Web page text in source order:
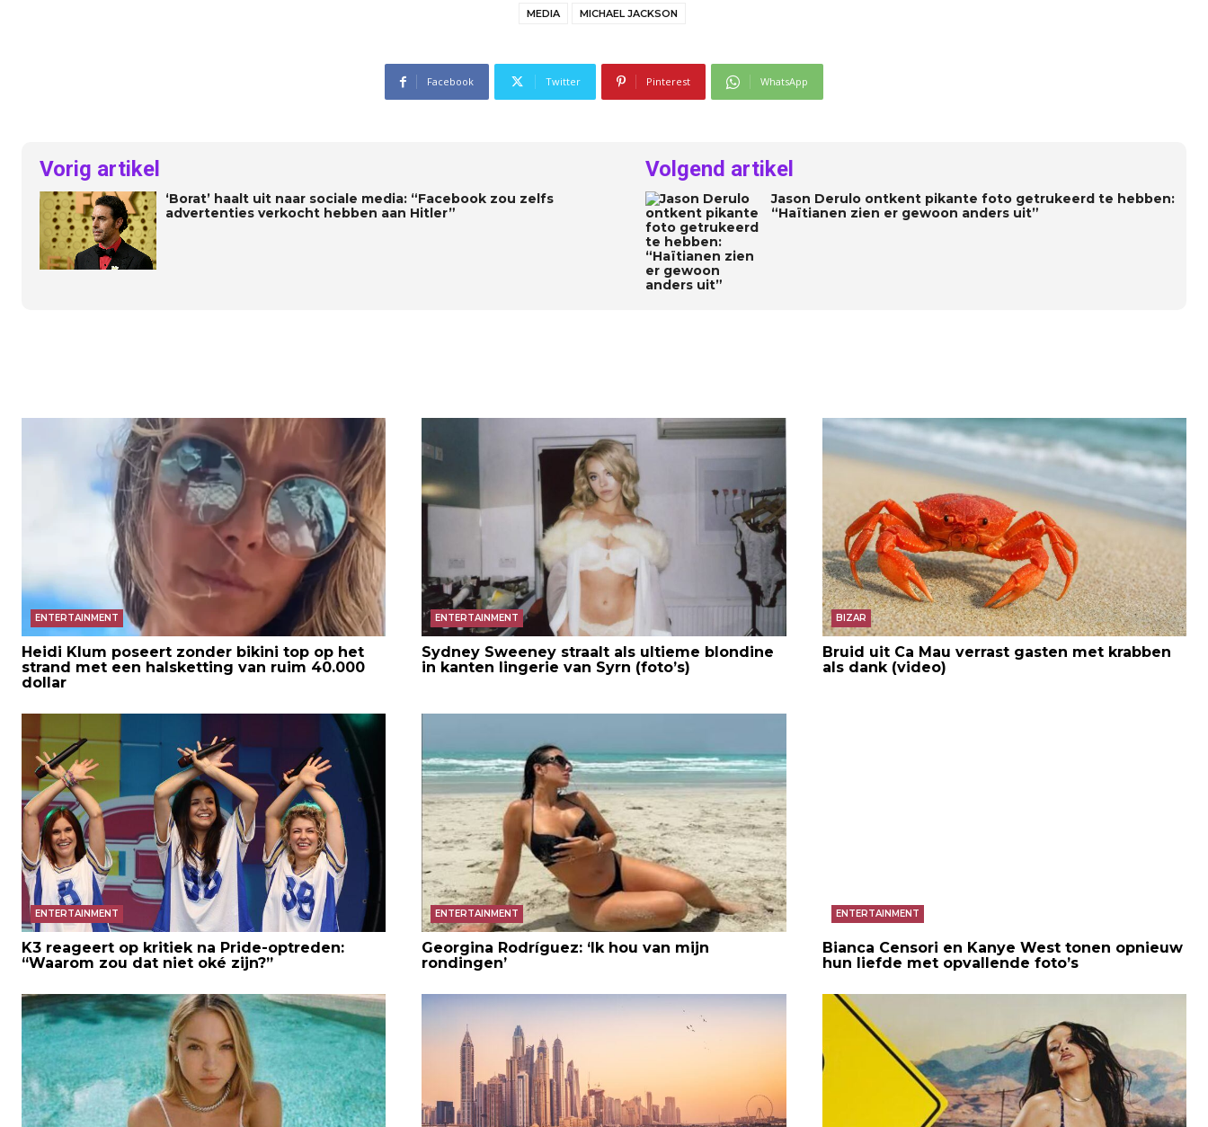
MEDIA MICHAEL JACKSON
Facebook Twitter Pinterest WhatsApp
Vorig artikel
‘Borat’ haalt uit naar sociale media: “Facebook zou zelfs
advertenties verkocht hebben aan Hitler”
Volgend artikel
Jason Derulo ontkent pikante foto getrukeerd te hebben:
“Haïtianen zien er gewoon anders uit”
ENTERTAINMENT
Heidi Klum poseert zonder bikini top op het
strand met een halsketting van ruim 40.000
dollar
ENTERTAINMENT
Sydney Sweeney straalt als ultieme blondine
in kanten lingerie van Syrn (foto’s)
BIZAR
Bruid uit Ca Mau verrast gasten met krabben
als dank (video)
ENTERTAINMENT
K3 reageert op kritiek na Pride-optreden:
“Waarom zou dat niet oké zijn?”
ENTERTAINMENT
Georgina Rodríguez: ‘Ik hou van mijn
rondingen’
ENTERTAINMENT
Bianca Censori en Kanye West tonen opnieuw
hun liefde met opvallende foto’s